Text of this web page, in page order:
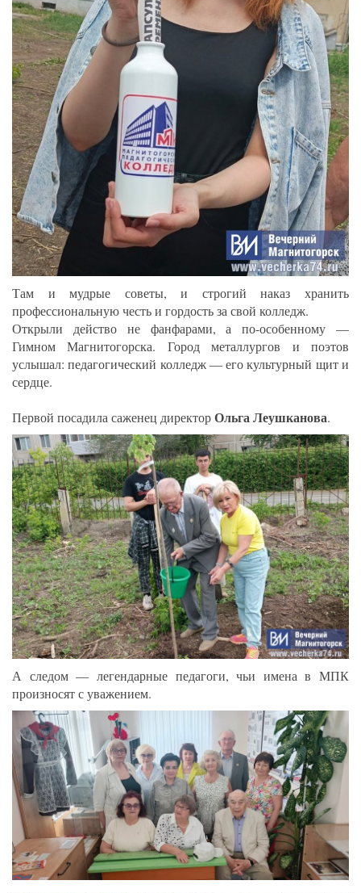
Там и мудрые советы, и строгий наказ хранить
профессиональную честь и гордость за свой колледж.
Открыли действо не фанфарами, а по-особенному —
Гимном Магнитогорска. Город металлургов и поэтов
услышал: педагогический колледж — его культурный щит и
сердце.
Первой посадила саженец директорОльга Леушканова.
А следом — легендарные педагоги, чьи имена в МПК
произносят с уважением.